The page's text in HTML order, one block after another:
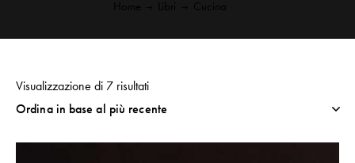
Visualizzazione di 7 risultati